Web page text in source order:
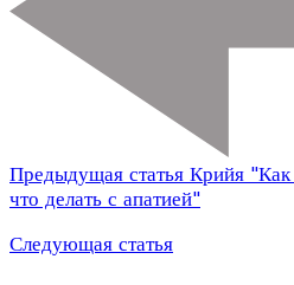
Предыдущая статья Крийя "Как
что делать с апатией"
Следующая статья